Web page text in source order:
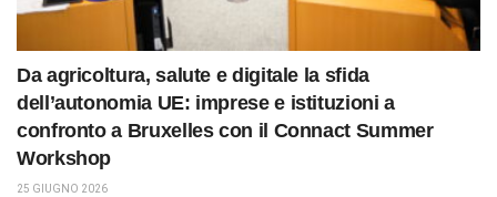
Da agricoltura, salute e digitale la sfida
dell’autonomia UE: imprese e istituzioni a
confronto a Bruxelles con il Connact Summer
Workshop
25 GIUGNO 2026